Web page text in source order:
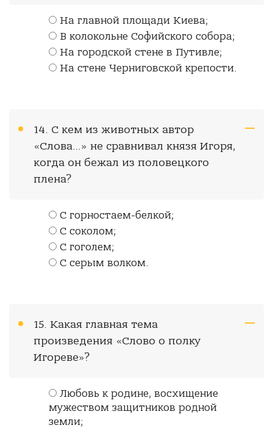
На главной площади Киева;
В колокольне Софийского собора;
На городской стене в Путивле;
На стене Черниговской крепости.
14. С кем из животных автор
«Слова…» не сравнивал князя Игоря,
когда он бежал из половецкого
плена?
С горностаем-белкой;
С соколом;
С гоголем;
С серым волком.
15. Какая главная тема
произведения «Слово о полку
Игореве»?
Любовь к родине, восхищение
мужеством защитников родной
земли;